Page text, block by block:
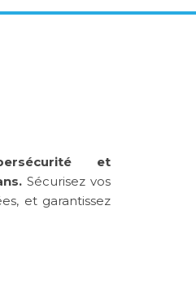
et
Sécurisez vos
et garantissez